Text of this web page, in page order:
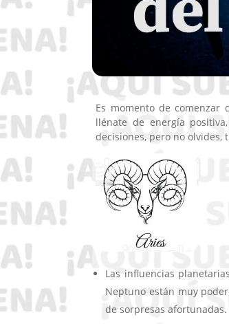
Es momento de
llénate de energía
decisiones, pero no
Las influencias
Neptuno están muy
de sorpresas afortunadas.